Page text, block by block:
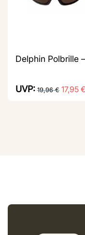
Delphin Polbrille
UVP: 19,96€ 17,95 €